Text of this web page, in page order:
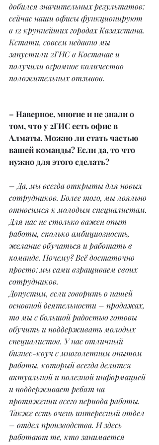
добился значительных результатов:
сейчас наши офисы функционируют
в 12 крупнейших городах Казахстана.
Кстати, совсем недавно мы
запустили 2ГИС в Костанае и
получили огромное количество
положительных отзывов.
– Наверное, многие и не знали о
том, что у 2ГИС есть офис в
Алматы. Можно ли стать частью
вашей команды? Если да, то что
нужно для этого сделать?
– Да, мы всегда открыты для новых
сотрудников. Более того, мы лояльно
относимся к молодым специалистам.
Для нас не столько важен опыт
работы, сколько амбициозность,
желание обучаться и работать в
команде. Почему? Всё достаточно
просто: мы сами взращиваем своих
сотрудников.
Допустим, если говорить о нашей
основной деятельности – продажах,
то мы с большой радостью готовы
обучить и поддерживать молодых
специалистов. У нас отличный
бизнес-коуч с многолетним опытом
работы, который всегда делится
актуальной и полезной информацией
и поддерживает ребят на
протяжении всего периода работы.
Также есть очень интересный отдел
– отдел производства. И здесь
работают те, кто занимается